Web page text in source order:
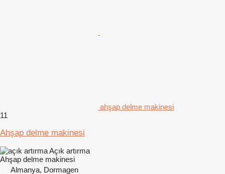
ahşap delme makinesi
11
Ahşap delme makinesi
Açık artırma
Ahşap delme makinesi
Almanya, Dormagen